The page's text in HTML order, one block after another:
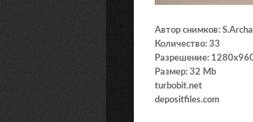
Автор снимков:
Количество: 33
Разрешение:
Размер: 32 Mb
turbobit.net
depositfiles.com